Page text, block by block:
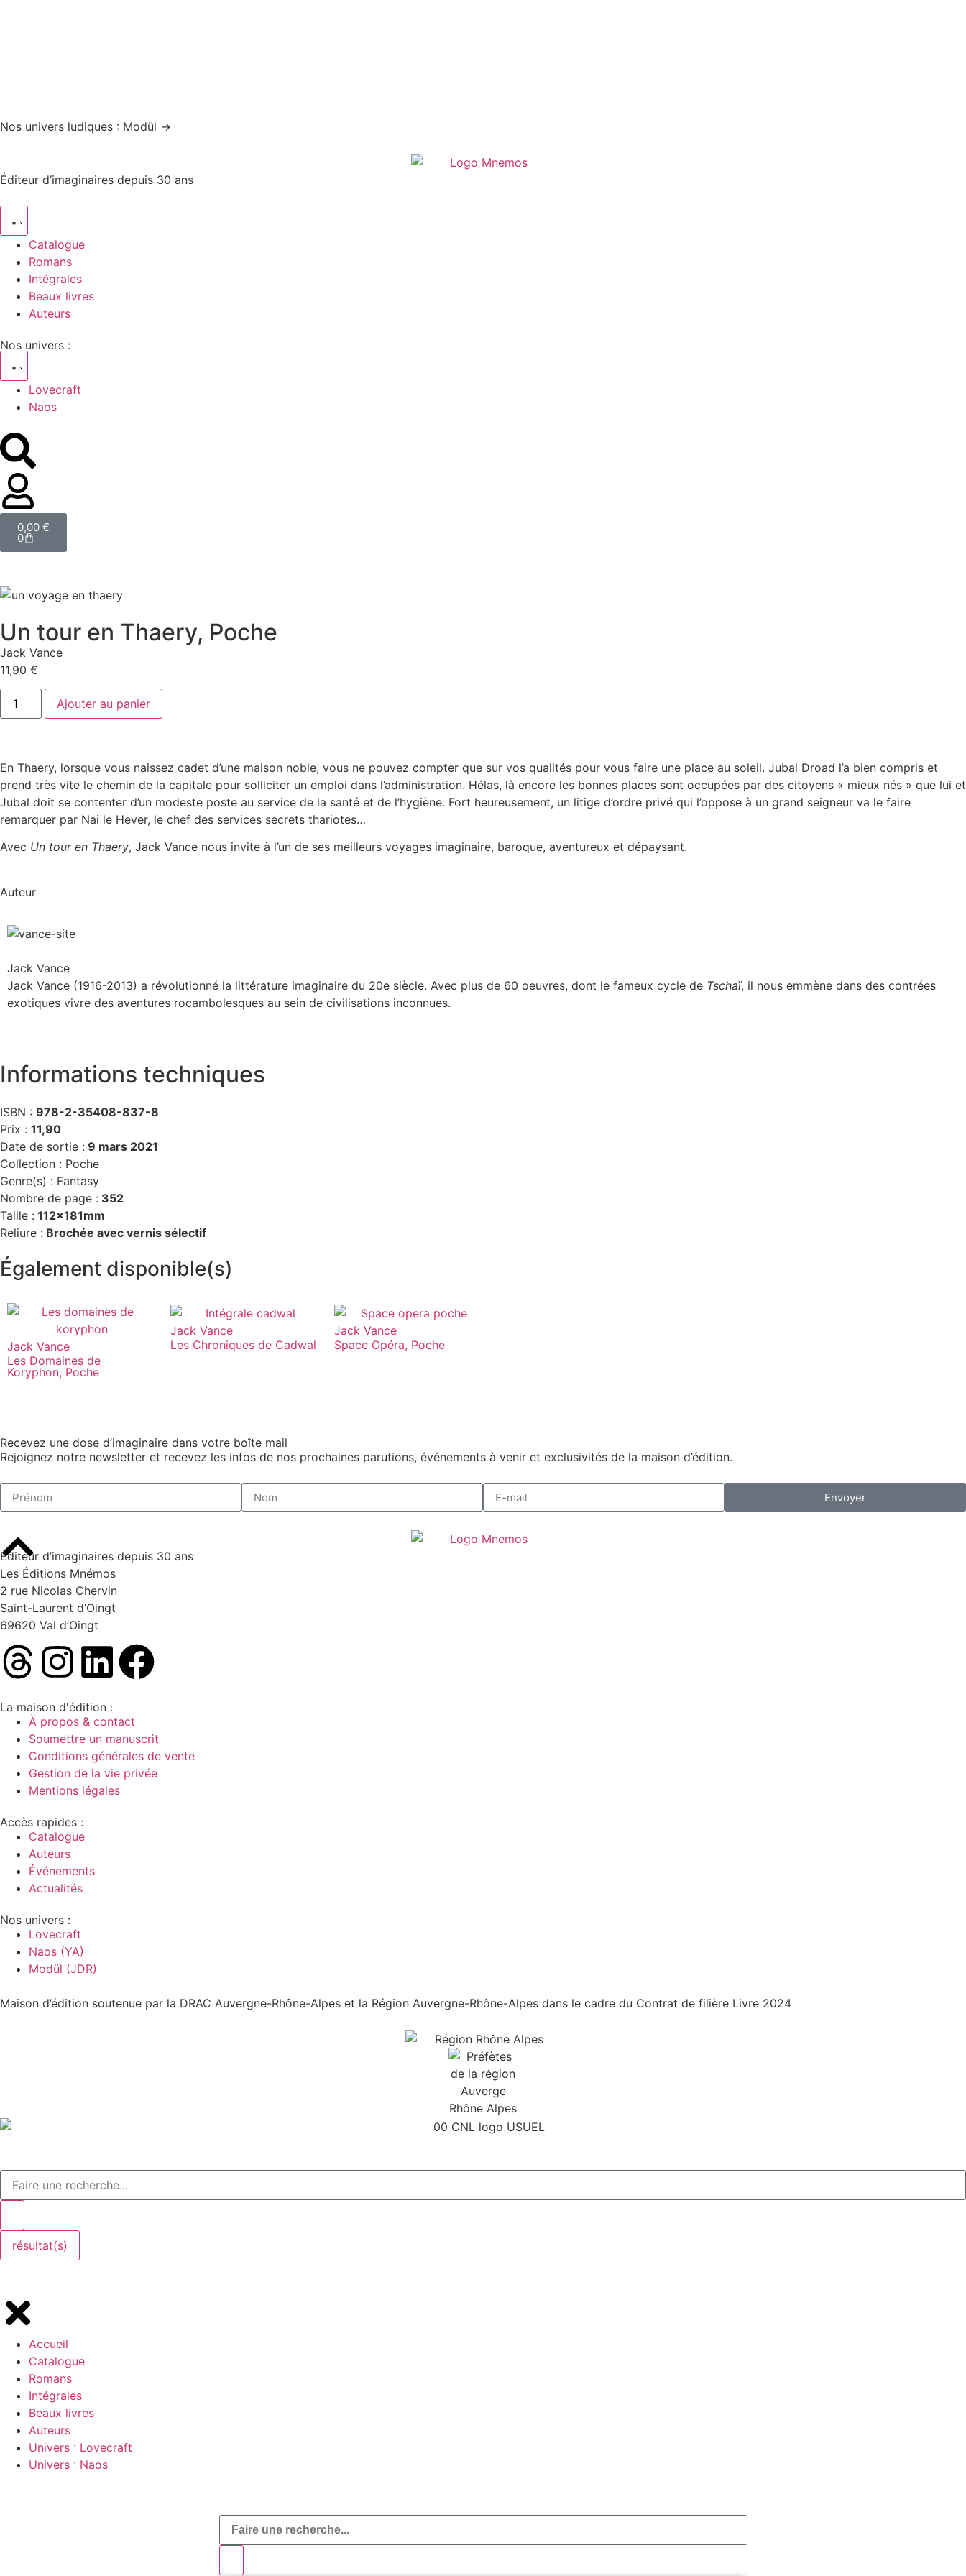
Nos univers ludiques : Modül →
Éditeur d’imaginaires depuis 30 ans
Catalogue
Romans
Intégrales
Beaux livres
Auteurs
Nos univers :
Lovecraft
Naos
0,00 €
0
Un tour en Thaery, Poche
Jack Vance
11,90 €
Ajouter au panier
En Thaery, lorsque vous naissez cadet d’une maison noble, vous ne pouvez compter que sur vos qualités pour vous faire une place au soleil. Jubal Droad l’a bien compris et
prend très vite le chemin de la capitale pour solliciter un emploi dans l’administration. Hélas, là encore les bonnes places sont occupées par des citoyens « mieux nés » que lui et
Jubal doit se contenter d’un modeste poste au service de la santé et de l’hygiène. Fort heureusement, un litige d’ordre privé qui l’oppose à un grand seigneur va le faire
remarquer par Nai le Hever, le chef des services secrets thariotes…
Avec Un tour en Thaery, Jack Vance nous invite à l’un de ses meilleurs voyages imaginaire, baroque, aventureux et dépaysant.
Auteur
Jack Vance
Jack Vance (1916-2013) a révolutionné la littérature imaginaire du 20e siècle. Avec plus de 60 oeuvres, dont le fameux cycle de Tschaï, il nous emmène dans des contrées
exotiques vivre des aventures rocambolesques au sein de civilisations inconnues.
Informations techniques
ISBN : 978-2-35408-837-8
Prix : 11,90
Date de sortie : 9 mars 2021
Collection : Poche
Genre(s) : Fantasy
Nombre de page : 352
Taille : 112x181mm
Reliure : Brochée avec vernis sélectif
Également disponible(s)
Jack Vance
Les Domaines de
Koryphon, Poche
Jack Vance
Les Chroniques de Cadwal
Jack Vance
Space Opéra, Poche
Recevez une dose d’imaginaire dans votre boîte mail
Rejoignez notre newsletter et recevez les infos de nos prochaines parutions, événements à venir et exclusivités de la maison d’édition.
Envoyer
Éditeur d’imaginaires depuis 30 ans
Les Éditions Mnémos
2 rue Nicolas Chervin
Saint-Laurent d’Oingt
69620 Val d’Oingt
La maison d'édition :
À propos & contact
Soumettre un manuscrit
Conditions générales de vente
Gestion de la vie privée
Mentions légales
Accès rapides :
Catalogue
Auteurs
Événements
Actualités
Nos univers :
Lovecraft
Naos (YA)
Modül (JDR)
Maison d’édition soutenue par la DRAC Auvergne-Rhône-Alpes et la Région Auvergne-Rhône-Alpes dans le cadre du Contrat de filière Livre 2024
résultat(s)
Accueil
Catalogue
Romans
Intégrales
Beaux livres
Auteurs
Univers : Lovecraft
Univers : Naos